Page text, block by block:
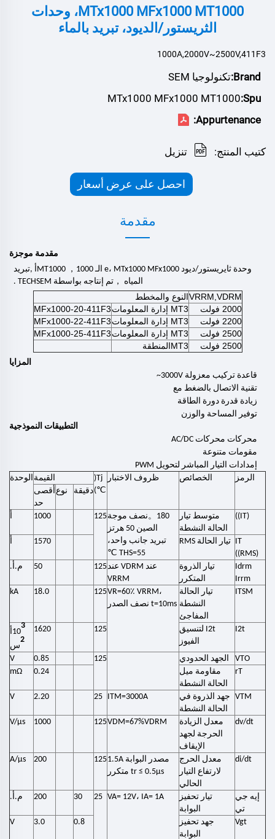
MTx1000 MFx1000 MT1000، وحدات
الثريستور/الديود، تبريد بالماء
1000A,2000V~2500V,411F3
Brand: تكنولوجيا SEM
Spu:
MTx1000 MFx1000 MT1000
Appurtenance:
كتيب المنتج: تنزيل
احصل على عرض أسعار
مقدمة
مقدمة موجزة
وحدة ثايريستور/ديود
e، MTx1000 MFx1000 الـ MT1000 ， 1000
,تبريد
المياه
，تم إنتاجه بواسطة TECHSEM .
VRRM,VDRMالنوع والمخطط
2000 فولت
MT3 إدارة المعلومات
MFx1000-20-411F3
2200 فولت
MT3 إدارة المعلومات
MFx1000-22-411F3
2500 فولت
MT3 إدارة المعلومات
MFx1000-25-411F3
2500 فولت
MT3المنطقة
المزايا
قاعدة تركيب معزولة 3000V~
تقنية الاتصال بالضغط مع
زيادة قدرة دورة الطاقة
توفير المساحة والوزن
التطبيقات النموذجية
محركات محركات AC/DC
مقومات متنوعة
إمدادات التيار المباشر لتحويل PWM
الرمز
الخصائص ظروف الاختبار
Tj(
℃
)
القيمة الوحدة
دقيقة
نوع أقصى
حد
(IT))
متوسط تيار
الحالة النشطة
180
。 نصف موجة
الصين 50 هرتز
تبريد جانب واحد،
THS=55
℃
125
1000
IT
((RMS)
تيار الحالة RMS 1570
Idrm
Irrm
تيار الذروة
المتكرر
عند VDRM عند
VRRM
125
50 م.أ.
ITSM
تيار الحالة
النشطة
المفاجئ
VR=60٪ VRRM،
t=10ms نصف الصدر
125
18.0
kA
I2t
I2t لتنسيق
الفيوز
125
1620
10
3
2
س
VTO
الجهد الحدودي 125
0.85
V
rT
مقاومة ميل
الحالة النشطة
0.24
mΩ
VTM جهد الذروة في
الحالة النشطة
ITM=3000A
25
2.20
V
dv/dt
معدل الزيادة
الحرجة لجهد
الإيقاف
VDM=67%VDRM
125
1000
V/μs
di/dt
معدل الحرج
لارتفاع التيار
الحالي
مصدر البوابة 1.5A
tr ≤ 0.5μs متكرر
125
200
A/μs
إيه جي
تي
تيار تحفيز
البوابة
VA= 12V، IA= 1A 25
30
200 م.أ.
Vgt
جهد تحفيز
البوابة
0.8
3.0
V